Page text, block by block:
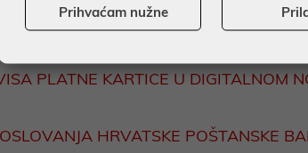
KARTICA ZA POSLOVNE SUBJEKTE -
HRVATSKE POŠTANSKE
PLATNE KARTICE U DIGITALNOM
HRVATSKE POŠTANSKE
Prihvaćam nužne